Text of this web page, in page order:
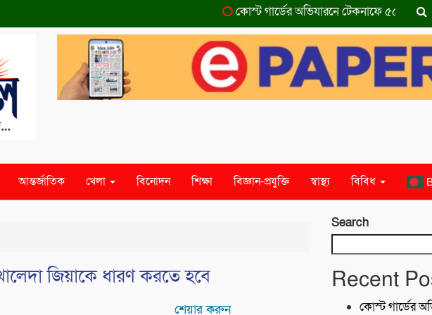
কোস্ট গার্ডের অভিযারনে টেকনাফে ৫৫ হাজার পিস
আন্তর্জাতিক খেলা বিনোদন শিক্ষা বিজ্ঞান-প্রযুক্তি স্বাস্থ্য বিবিধ
জিয়াকে ধারণ করতে হবে
শেয়ার করুন
Search
Recent
কোস্ট গার্ডের